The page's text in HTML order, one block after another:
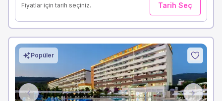
Fiyatlar için tarih seçiniz. Tarih Seç
Previous Next
Popüler